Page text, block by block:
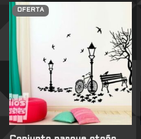
OFERTA